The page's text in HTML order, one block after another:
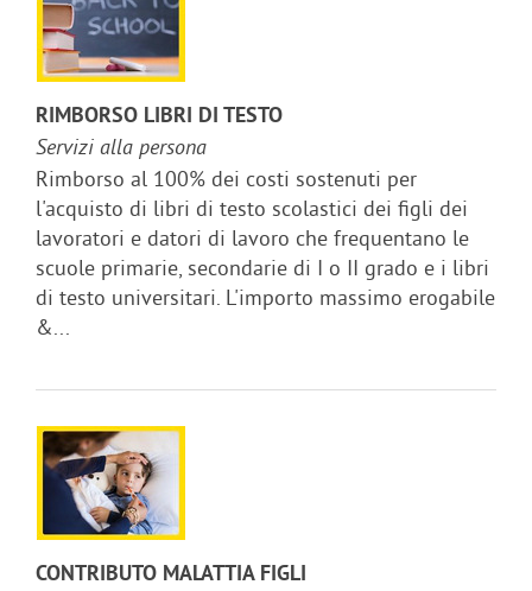
RIMBORSO LIBRI DI TESTO
Servizi alla persona
Rimborso al 100% dei costi sostenuti per
l'acquisto di libri di testo scolastici dei figli dei
lavoratori e datori di lavoro che frequentano le
scuole primarie, secondarie di I o II grado e i libri
di testo universitari. L'importo massimo erogabile
&...
CONTRIBUTO MALATTIA FIGLI